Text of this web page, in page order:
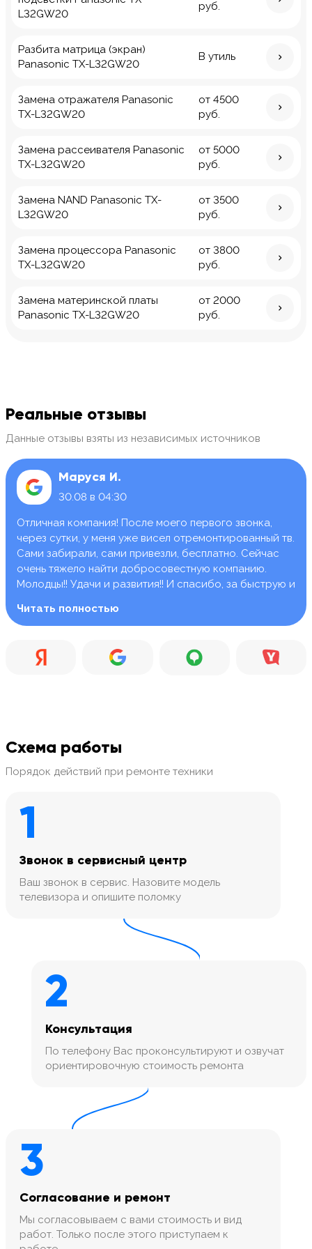
L32GW20
руб.
Разбита матрица (экран)
Panasonic TX-L32GW20
В утиль
Замена отражателя Panasonic
TX-L32GW20
от 4500
руб.
Замена рассеивателя Panasonic
TX-L32GW20
от 5000
руб.
Замена NAND Panasonic TX-
L32GW20
от 3500
руб.
Замена процессора Panasonic
TX-L32GW20
от 3800
руб.
Замена материнской платы
Panasonic TX-L32GW20
от 2000
руб.
Реальные отзывы
Данные отзывы взяты из независимых источников
Маруся И.
30.08 в 04:30
Отличная компания! После моего первого звонка,
через сутки, у меня уже висел отремонтированный тв.
Сами забирали, сами привезли, бесплатно. Сейчас
очень тяжело найти добросовестную компанию.
Молодцы!! Удачи и развития!! И спасибо, за быструю и
Читать полностью
Схема работы
Порядок действий при ремонте техники
1
Звонок в сервисный центр
Ваш звонок в сервис. Назовите модель
телевизора и опишите поломку
2
Консультация
По телефону Вас проконсультируют и озвучат
ориентировочную стоимость ремонта
3
Согласование и ремонт
Мы согласовываем с вами стоимость и вид
работ. Только после этого приступаем к